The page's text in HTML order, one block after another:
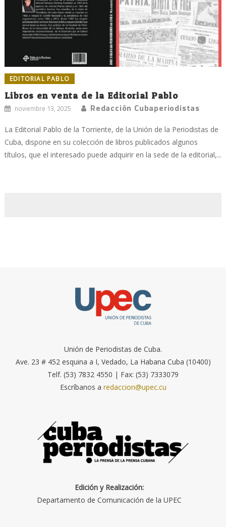
EDITORIAL PABLO
Libros en venta de la Editorial Pablo
noviembre 13, 2025 Redacción Cubaperiodistas
La Editorial Pablo de la Torriente, de la Unión de la Periodistas de
Cuba, dispone en su colección de libros publicados algunos
títulos, que el interesado puede adquirir en la sede de la editorial,...
Unión de Periodistas de Cuba.
Ave. 23 # 452 esquina a I, Vedado, La Habana Cuba (10400)
Telf. (53) 7832 4550 | Fax: (53) 7333079
Escríbanos a redaccion@upec.cu
Edición y Realización:
Departamento de Comunicación de la UPEC